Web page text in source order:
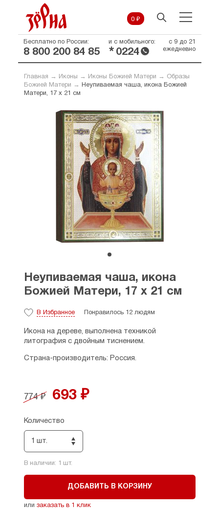
0 ₽
Бесплатно по России:
8 800 200 84 85
и с мобильного:
* 0224
с 9 до 21
ежедневно
Главная → Иконы → Иконы Божией Матери →
Образы
Божией Матери →
Неупиваемая чаша, икона Божией
Матери, 17 х 21 см
Неупиваемая чаша, икона
Божией Матери, 17 х 21 см
В Избранное Понравилось 12 людям
Икона на дереве, выполнена техникой
литография с двойным тиснением.
Страна-производитель: Россия.
774 ₽ 693 ₽
Количество
1 шт.
В наличии: 1 шт.
ДОБАВИТЬ В КОРЗИНУ
или заказать в 1 клик